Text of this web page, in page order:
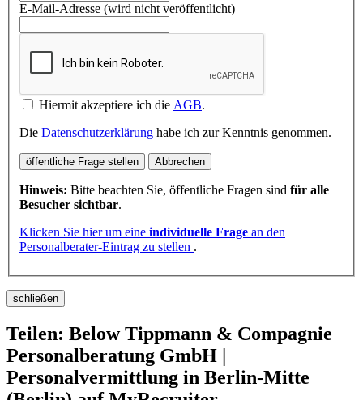
E-Mail-Adresse (wird nicht veröffentlicht)
Hiermit akzeptiere ich die AGB.
Die Datenschutzerklärung habe ich zur Kenntnis genommen.
öffentliche Frage stellen Abbrechen
Hinweis: Bitte beachten Sie, öffentliche Fragen sind für alle
Besucher sichtbar.
Klicken Sie hier um eine individuelle Frage an den
Personalberater-Eintrag zu stellen .
schließen
Teilen: Below Tippmann & Compagnie
Personalberatung GmbH |
Personalvermittlung in Berlin-Mitte